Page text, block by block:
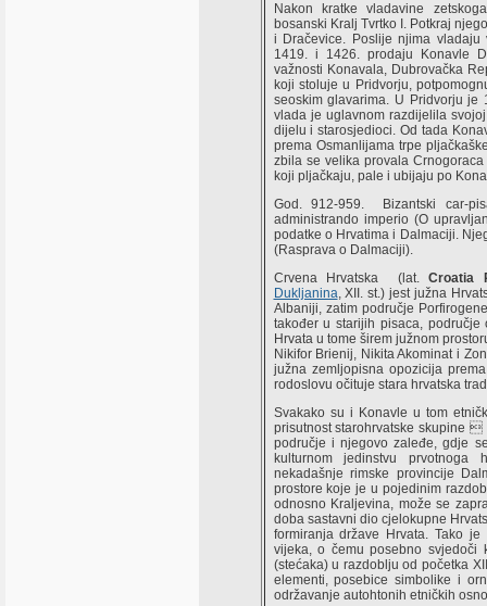
Nakon kratke vladavine
bosanski Kralj Tvrtko I. Potkraj
i Dračevice. Poslije njima
1419. i 1426. prodaju Konavle
važnosti Konavala, Dubrovačka
koji stoluje u Pridvorju,
seoskim glavarima. U Pridvorju je
vlada je uglavnom razdijelila
dijelu i starosjedioci. Od tada
prema Osmanlijama trpe
zbila se velika provala
koji pljačkaju, pale i ubijaju po
God. 912-959. Bizantski car-
administrando imperio (O
podatke o Hrvatima i Dalmaciji.
(Rasprava o Dalmaciji).
Crvena Hrvatska (lat.Croatia
Dukljanina, XII. st.) jest južna
Albaniji, zatim područje
također u starijih pisaca,
Hrvata u tome širem južnom
Nikifor Brienij, Nikita Akominat i
južna zemljopisna opozicija
rodoslovu očituje stara hrvatska
Svakako su i Konavle u tom
prisutnost starohrvatske skupine
područje i njegovo zaleđe, gdje
kulturnom jedinstvu prvotnoga
nekadašnje rimske provincije
prostore koje je u pojedinim
odnosno Kraljevina, može se
doba sastavni dio cjelokupne
formiranja države Hrvata. Tako
vijeka, o čemu posebno svjedoči
(stećaka) u razdoblju od početka
elementi, posebice simbolike i
održavanje autohtonih etničkih